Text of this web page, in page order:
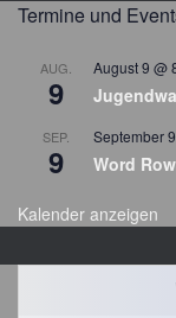
t
h
Termine und
AUG.
9
August 9 @
SEP.
9
September
Word
Kalender anzeigen